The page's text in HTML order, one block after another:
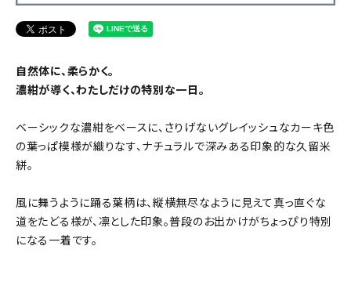
自然体に、柔らかく。
濃紺が導く、わたしだけの特別な一日。
ベーシックな濃紺をベースに、さりげないグレイッシュなカーキ色
の葉っぱ模様が織りなす、ナチュラルで深みある印象的な久留米
絣。
風に舞うように踊る葉柄は、縦横無尽なように見えて真っ直ぐな
道をたどる様が、凛とした印象。普段のお出かけがちょっぴり特別
になる一着です。